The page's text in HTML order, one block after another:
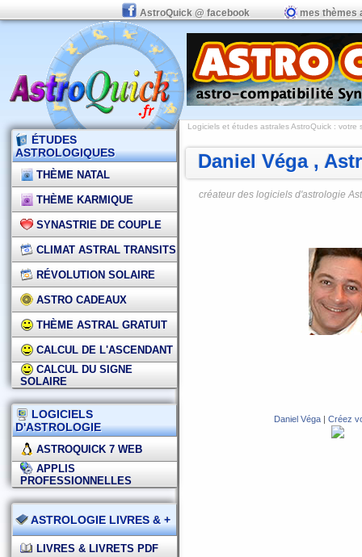
AstroQuick @ facebook mes thèmes
ÉTUDES
ASTROLOGIQUES
THÈME NATAL
THÈME KARMIQUE
SYNASTRIE DE COUPLE
CLIMAT ASTRAL TRANSITS
RÉVOLUTION SOLAIRE
ASTRO CADEAUX
THÈME ASTRAL GRATUIT
CALCUL DE L'ASCENDANT
CALCUL DU SIGNE
SOLAIRE
LOGICIELS
D'ASTROLOGIE
ASTROQUICK 7 WEB
APPLIS
PROFESSIONNELLES
ASTROLOGIE LIVRES & +
LIVRES & LIVRETS PDF
Logiciels et études astrales AstroQuick : votre
Daniel Véga ,
créateur des logiciels d'astrologie
Daniel Véga| Créez